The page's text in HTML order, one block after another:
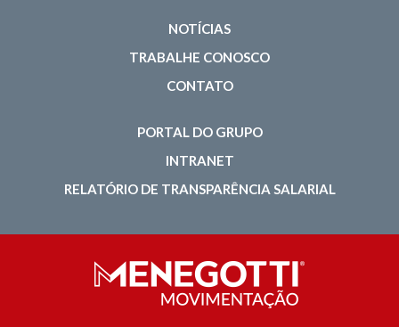
NOTÍCIAS
TRABALHE CONOSCO
CONTATO
PORTAL DO GRUPO
INTRANET
RELATÓRIO DE TRANSPARÊNCIA SALARIAL